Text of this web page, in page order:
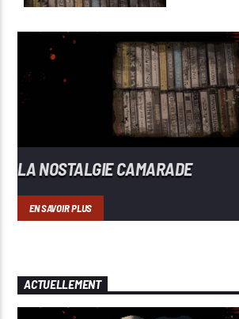
LA NOSTALGIE CAMARADE
EN SAVOIR PLUS
ACTUELLEMENT